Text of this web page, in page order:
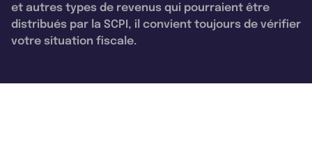
et autres types de revenus qui pourraient être
distribués par la SCPI, il convient toujours de vérifier
votre situation fiscale.